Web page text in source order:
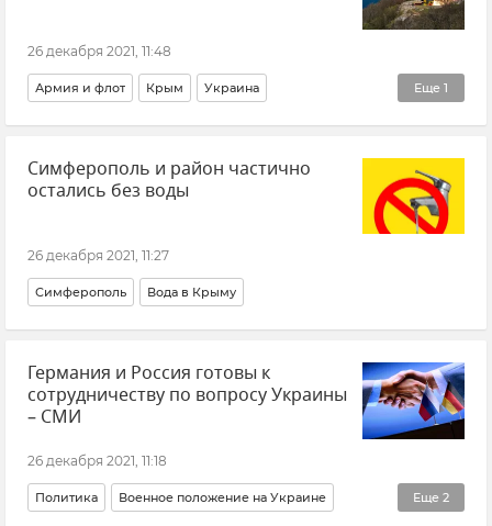
26 декабря 2021, 11:48
Еще 1
Армия и флот Крым Украина
Безопасность Республики Крым и Севастополя
Симферополь и район частично
остались без воды
26 декабря 2021, 11:27
Симферополь Вода в Крыму
Германия и Россия готовы к
сотрудничеству по вопросу Украины
– СМИ
26 декабря 2021, 11:18
Еще 2
Политика Военное положение на Украине